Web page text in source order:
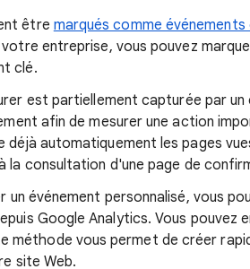
être marqués comme événements
entreprise, vous pouvez
clé.
est partiellement capturée par
afin de mesurer une action
automatiquement les pages
la consultation d'une page de
événement personnalisé, vous
Google Analytics. Vous pouvez
méthode vous permet de créer
site Web.